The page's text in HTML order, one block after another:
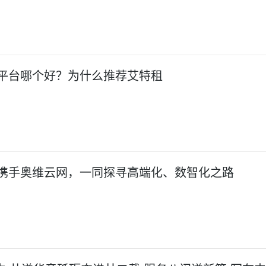
台哪个好？为什么推荐艾特租
手奥维云网，一同探寻高端化、数智化之路